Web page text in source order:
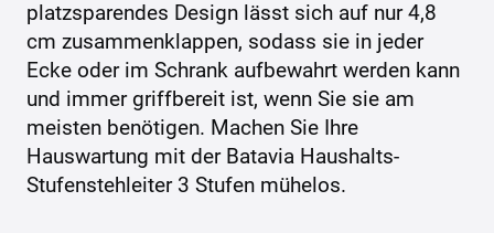
platzsparendes Design lässt sich auf nur 4,8
cm zusammenklappen, sodass sie in jeder
Ecke oder im Schrank aufbewahrt werden kann
und immer griffbereit ist, wenn Sie sie am
meisten benötigen. Machen Sie Ihre
Hauswartung mit der Batavia Haushalts-
Stufenstehleiter 3 Stufen mühelos.